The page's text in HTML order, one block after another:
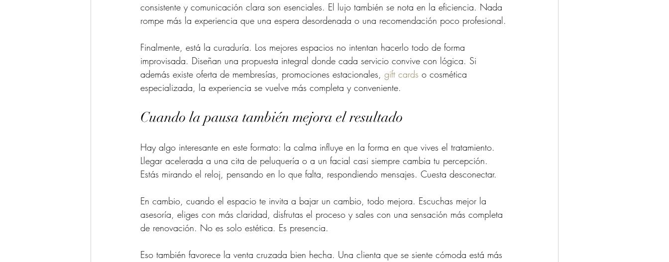
consistente y comunicación clara son esenciales. El lujo también se nota en la eficiencia. Nada
rompe más la experiencia que una espera desordenada o una recomendación poco profesional.
Finalmente, está la curaduría. Los mejores espacios no intentan hacerlo todo de forma
improvisada. Diseñan una propuesta integral donde cada servicio convive con lógica. Si
además existe oferta de membresías, promociones estacionales, gift cards o cosmética
especializada, la experiencia se vuelve más completa y conveniente.
Cuando la pausa también mejora el resultado
Hay algo interesante en este formato: la calma influye en la forma en que vives el tratamiento.
Llegar acelerada a una cita de peluquería o a un facial casi siempre cambia tu percepción.
Estás mirando el reloj, pensando en lo que falta, respondiendo mensajes. Cuesta desconectar.
En cambio, cuando el espacio te invita a bajar un cambio, todo mejora. Escuchas mejor la
asesoría, eliges con más claridad, disfrutas el proceso y sales con una sensación más completa
de renovación. No es solo estética. Es presencia.
Eso también favorece la venta cruzada bien hecha. Una clienta que se siente cómoda está más